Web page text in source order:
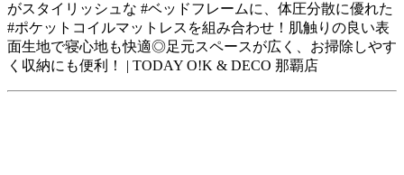
がスタイリッシュな #ベッドフレームに、体圧分散に優れた
#ポケットコイルマットレスを組み合わせ！肌触りの良い表
面生地で寝心地も快適◎足元スペースが広く、お掃除しやす
く収納にも便利！ | TODAY O!K & DECO 那覇店